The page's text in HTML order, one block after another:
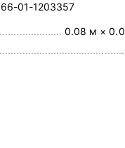
66-01-1203357
0.08 м ×